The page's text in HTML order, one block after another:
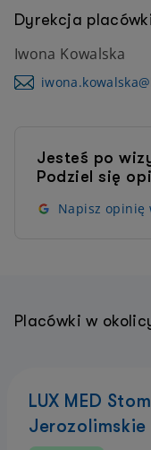
Dyrekcja
Iwona Kowalska
Jesteś po
Podziel się
Napisz opinię
Placówki w
LUX MED